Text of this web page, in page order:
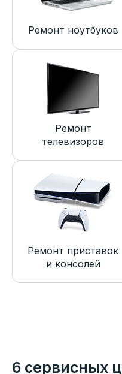
Ремонт ноутбуков
Ремонт
телевизоров
Ремонт приставок
и консолей
6 сервисных